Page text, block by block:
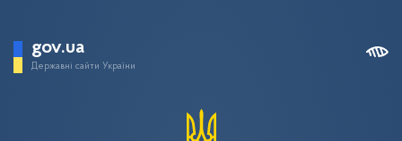
gov.ua
Державні сайти України